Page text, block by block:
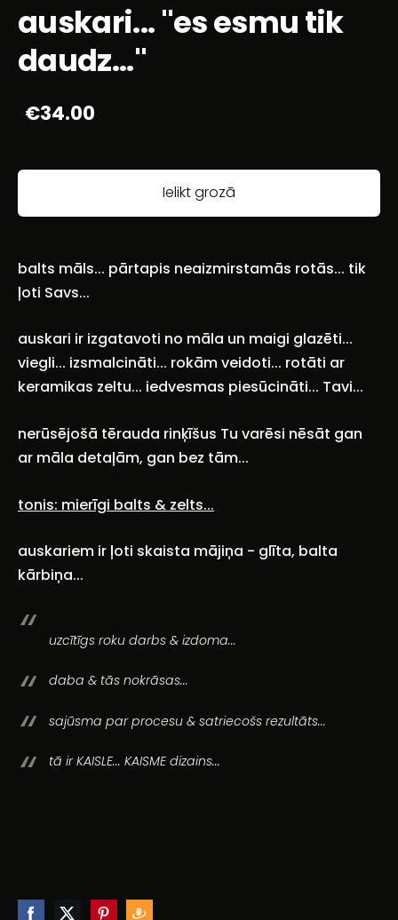
auskari... "es esmu tik
daudz..."
€34.00
Ielikt grozā
balts māls... pārtapis neaizmirstamās rotās... tik
ļoti Savs...
auskari ir izgatavoti no māla un maigi glazēti...
viegli... izsmalcināti... rokām veidoti... rotāti ar
keramikas zeltu... iedvesmas piesūcināti... Tavi...
nerūsējošā tērauda rinķīšus Tu varēsi nēsāt gan
ar māla detaļām, gan bez tām...
tonis: mierīgi balts & zelts...
auskariem ir ļoti skaista mājiņa - glīta, balta
kārbiņa...
uzcītīgs roku darbs & izdoma...
daba & tās nokrāsas...
sajūsma par procesu & satriecošs rezultāts...
tā ir KAISLE... KAISME dizains...